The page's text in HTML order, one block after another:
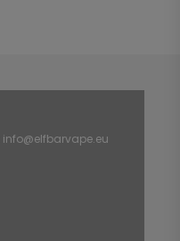
info@elfbarvape.eu